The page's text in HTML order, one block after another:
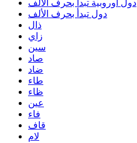
دول اوروبية تبدا بحرف الالف
دول تبدأ بحرف الألف
ذال
زاي
سين
صاد
ضاد
طاء
ظاء
عين
فاء
قاف
لام